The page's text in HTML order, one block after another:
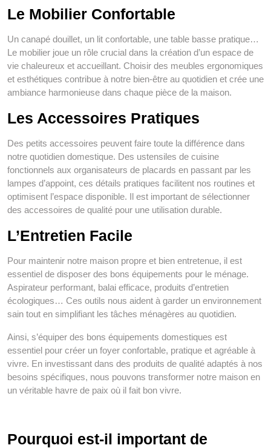
Le Mobilier Confortable
Un canapé douillet, un lit confortable, une table basse pratique…
Le mobilier joue un rôle crucial dans la création d’un espace de
vie chaleureux et accueillant. Choisir des meubles ergonomiques
et esthétiques contribue à notre bien-être au quotidien et crée une
ambiance harmonieuse dans chaque pièce de la maison.
Les Accessoires Pratiques
Des petits accessoires peuvent faire toute la différence dans
notre quotidien domestique. Des ustensiles de cuisine
fonctionnels aux organisateurs de placards en passant par les
lampes d’appoint, ces détails pratiques facilitent nos routines et
optimisent l’espace disponible. Il est important de sélectionner
des accessoires de qualité pour une utilisation durable.
L’Entretien Facile
Pour maintenir notre maison propre et bien entretenue, il est
essentiel de disposer des bons équipements pour le ménage.
Aspirateur performant, balai efficace, produits d’entretien
écologiques… Ces outils nous aident à garder un environnement
sain tout en simplifiant les tâches ménagères au quotidien.
Ainsi, s’équiper des bons équipements domestiques est
essentiel pour créer un foyer confortable, pratique et agréable à
vivre. En investissant dans des produits de qualité adaptés à nos
besoins spécifiques, nous pouvons transformer notre maison en
un véritable havre de paix où il fait bon vivre.
Pourquoi est-il important de